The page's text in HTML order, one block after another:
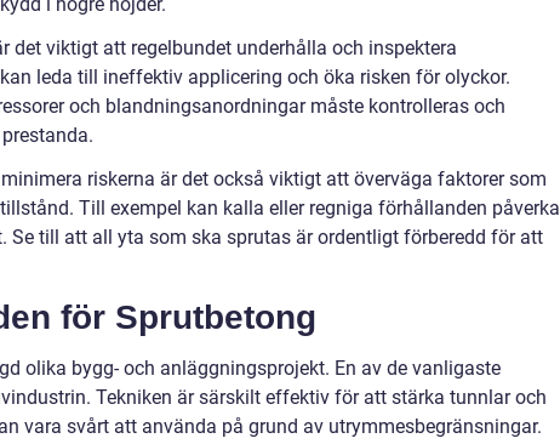
i högre höjder.
det viktigt att regelbundet underhålla och inspektera
leda till ineffektiv applicering och öka risken för olyckor.
och blandningsanordningar måste kontrolleras och
riskerna är det också viktigt att överväga faktorer som
Till exempel kan kalla eller regniga förhållanden påverka
Se till att all yta som ska sprutas är ordentligt förberedd för att
för Sprutbetong
olika bygg- och anläggningsprojekt. En av de vanligaste
Tekniken är särskilt effektiv för att stärka tunnlar och
vara svårt att använda på grund av utrymmesbegränsningar.